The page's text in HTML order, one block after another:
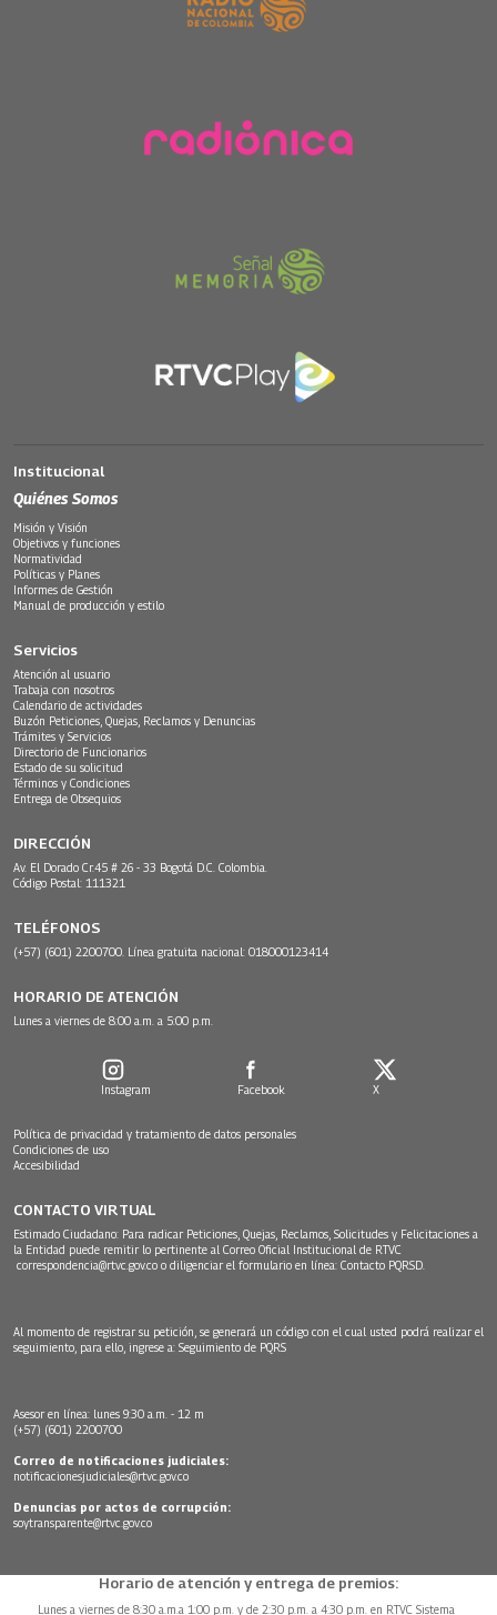
Institucional
Quiénes Somos
Misión y Visión
Objetivos y funciones
Normatividad
Políticas y Planes
Informes de Gestión
Manual de producción y estilo
Servicios
Atención al usuario
Trabaja con nosotros
Calendario de actividades
Buzón Peticiones, Quejas, Reclamos y Denuncias
Trámites y Servicios
Directorio de Funcionarios
Estado de su solicitud
Términos y Condiciones
Entrega de Obsequios
DIRECCIÓN
Av. El Dorado Cr.45 # 26 - 33 Bogotá D.C. Colombia.
Código Postal: 111321
TELÉFONOS
(+57) (601) 2200700. Línea gratuita nacional: 018000123414
HORARIO DE ATENCIÓN
Lunes a viernes de 8:00 a.m. a 5:00 p.m.
Instagram Facebook X
Política de privacidad y tratamiento de datos personales
Condiciones de uso
Accesibilidad
CONTACTO VIRTUAL
Estimado Ciudadano: Para radicar Peticiones, Quejas, Reclamos, Solicitudes y Felicitaciones a
la Entidad puede remitir lo pertinente al Correo Oficial Institucional de RTVC
correspondencia@rtvc.gov.co o diligenciar el formulario en línea: Contacto PQRSD.
Al momento de registrar su petición, se generará un código con el cual usted podrá realizar el
seguimiento, para ello, ingrese a: Seguimiento de PQRS
Asesor en línea: lunes 9:30 a.m. - 12 m
(+57) (601) 2200700
Correo de notificaciones judiciales:
notificacionesjudiciales@rtvc.gov.co
Denuncias por actos de corrupción:
soytransparente@rtvc.gov.co
Horario de atención y entrega de premios:
Lunes a viernes de 8:30 a.m.a 1:00 p.m. y de 2:30 p.m. a 4:30 p.m. en RTVC Sistema